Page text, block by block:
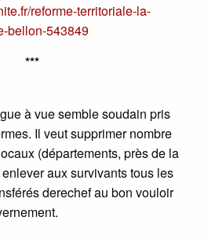
reforme-territoriale-la-
bellon-543849
***
à vue semble soudain pris
Il veut supprimer nombre
(départements, près de la
aux survivants tous les
derechef au bon vouloir